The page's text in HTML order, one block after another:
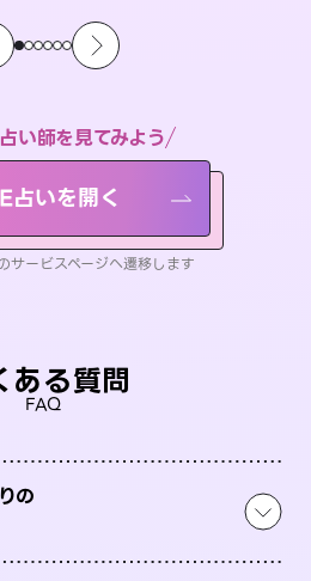
い師を見てみよう
占いを開く
ービスページへ遷移します
ある質問
FAQ
の